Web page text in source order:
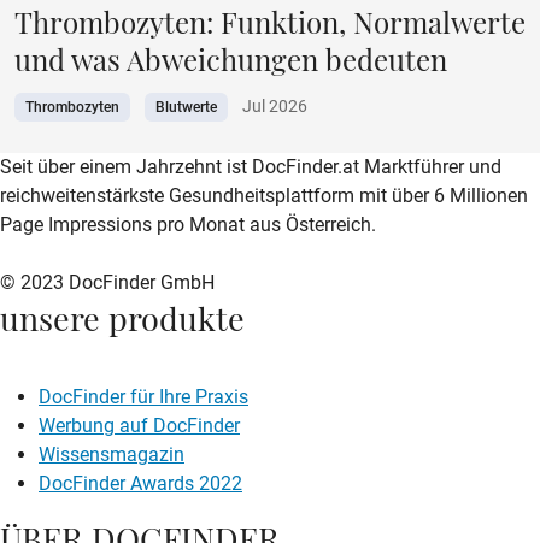
Thrombozyten: Funktion, Normalwerte
und was Abweichungen bedeuten
Thrombozyten Blutwerte Jul 2026
zur DocFinder-Startseite
logo icon
Seit über einem Jahrzehnt ist DocFinder.at Marktführer und
reichweitenstärkste Gesundheitsplattform mit über 6 Millionen
Page Impressions pro Monat aus Österreich.
© 2023 DocFinder GmbH
unsere produkte
DocFinder für Ihre Praxis
Werbung auf DocFinder
Wissensmagazin
DocFinder Awards 2022